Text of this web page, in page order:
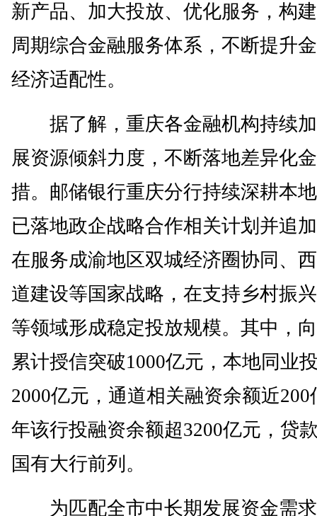
新产品、加大投放、优化服务，构
周期综合金融服务体系，不断提升
经济适配性。
据了解，重庆各金融机构持续加
展资源倾斜力度，不断落地差异化
措。邮储银行重庆分行持续深耕本
已落地政企战略合作相关计划并追
在服务成渝地区双城经济圈协同、
道建设等国家战略，在支持乡村振
等领域形成稳定投放规模。其中，
累计授信突破1000亿元，本地同业
2000亿元，通道相关融资余额近200
年该行投融资余额超3200亿元，贷
国有大行前列。
为匹配全市中长期发展资金需求